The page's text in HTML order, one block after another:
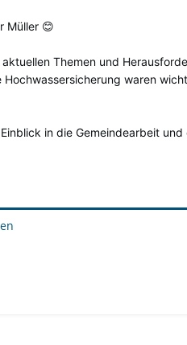
Müller 😊
Themen und
waren
in die Gemeindearbeit